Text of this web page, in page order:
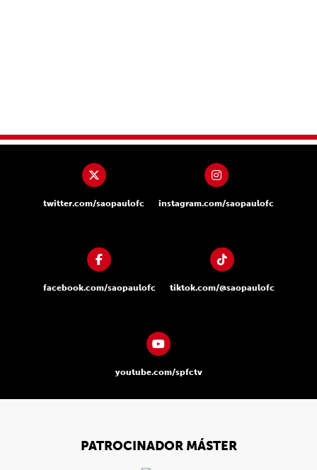
twitter.com/saopaulofc instagram.com/saopaulofc
facebook.com/saopaulofc tiktok.com/@saopaulofc
youtube.com/spfctv
PATROCINADOR MÁSTER